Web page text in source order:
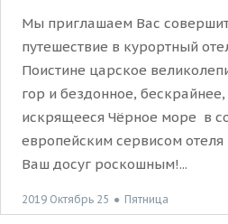
Мы приглашаем Вас
путешествие в курортный
Поистине царское
гор и бездонное,
искрящееся Чёрное море в
европейским сервисом
Ваш досуг роскошным!...
2019 Октябрь 25 ● Пятница